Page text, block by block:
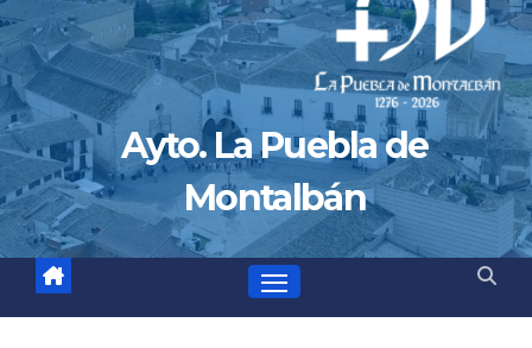
Ayto. La Puebla de
Montalbán